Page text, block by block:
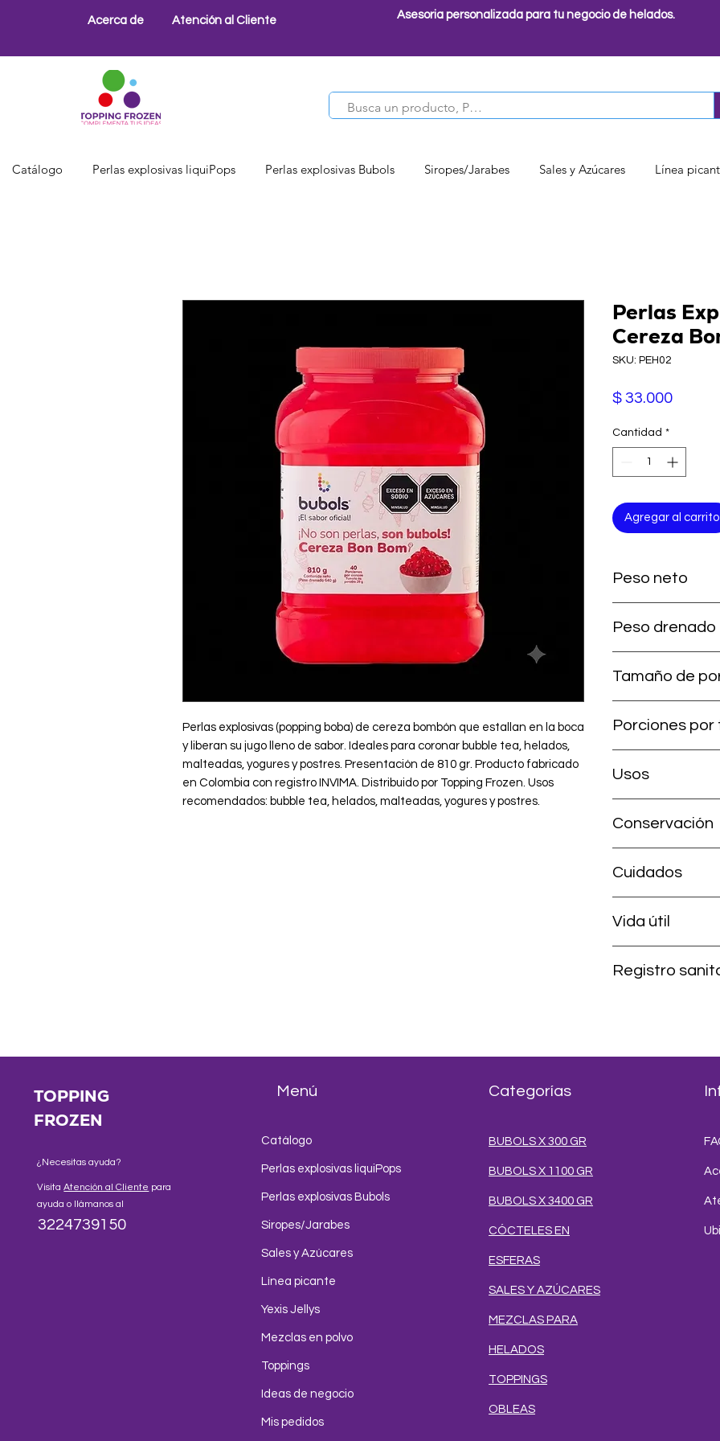
Acerca de Atención al Cliente Asesoria personalizada para tu negocio de helados.
Catálogo Perlas explosivas liquiPops Perlas explosivas Bubols Siropes/Jarabes Sales y Azúcares Línea
Perlas explosivas (popping boba) de cereza bombón que estallan en la boca
y liberan su jugo lleno de sabor. Ideales para coronar bubble tea, helados,
malteadas, yogures y postres. Presentación de 810 gr. Producto fabricado
en Colombia con registro INVIMA. Distribuido por Topping Frozen. Usos
recomendados: bubble tea, helados, malteadas, yogures y postres.
Perlas
Cereza
SKU: PEH02
$ 33.000Precio
Cantidad *
Agregar al carrito
Peso neto
Peso drenado
Tamaño de
Porciones por
Usos
postres, toppings y
Conservación
solar. Tras abrir:
Cuidados
a temperatura
Vida útil
Registro
TOPPING
FROZEN
¿Necesitas ayuda?
VisitaAtención al Cliente para
ayuda o llámanos al
3224739150
Menú
Catálogo
Perlas explosivas liquiPops
Perlas explosivas Bubols
Siropes/Jarabes
Sales y Azúcares
Línea picante
Yexis Jellys
Mezclas en polvo
Toppings
Ideas de negocio
Mis pedidos
Categorías
BUBOLS X 300 GR
BUBOLS X 1100 GR
BUBOLS X 3400 GR
CÓCTELES EN
ESFERAS
SALES Y AZÚCARES
MEZCLAS PARA
HELADOS
TOPPINGS
OBLEAS